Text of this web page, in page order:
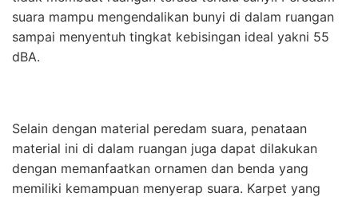
suara mampu mengendalikan bunyi di dalam ruangan
sampai menyentuh tingkat kebisingan ideal yakni 55
dBA.
Selain dengan material peredam suara, penataan
material ini di dalam ruangan juga dapat dilakukan
dengan memanfaatkan ornamen dan benda yang
memiliki kemampuan menyerap suara. Karpet yang